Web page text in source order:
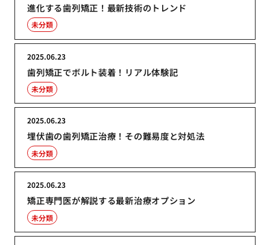
進化する歯列矯正！最新技術のトレンド
未分類
歯列矯正でボルト装着！リアル体験記
2025.06.23
未分類
埋伏歯の歯列矯正治療！その難易度と対処法
2025.06.23
未分類
矯正専門医が解説する最新治療オプション
2025.06.23
未分類